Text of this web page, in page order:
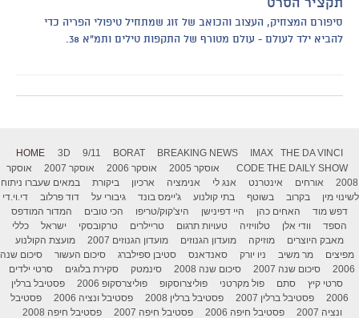
תקציר הסרט
סיפורם המצחיק, העצוב והכואב של זוג שמתחיל טיפולי הפריה כדי
להביא ילד לעולם - עולם מטורף של התקפות טילים ותמ"א 38.
HOME 3D 9/11 BORAT BREAKING NEWS IMAX
THE DA VINCI
CODE THE DAILY SHOW אוסקר 2005 אוסקר 2006 אוסקר 2007
אוסקר
2008
אורחים אינטרנט אנג לי אנימציה ארכיון ביקורת
במאים שעברו ניתוח
לשינוי מין
בקרוב בשוטף בתי קולנוע ג'יימס בונד גיבורי על דוד פרלוב
די.וי.די
דפש מוד
האחים כהן היי דפינישן היצ'קוק/טריפו הכי טובים
המדור המודפס
הספד
וודי אלן טלוויזיה טעויות תרגום טריילרים טרקובסקי ישראל
כללי
מאבק היוצרים
מוזיקה מועדון הגנוזים מועדון הגנוזים 2007
מועצת הקולנוע
מפיצים
מר משיב ניו יורק סאנדאנס סטיבן ספילברג סיכום העשור
סיכום שנה
2006
סיכום שנה 2007 סיכום שנה 2008 סינמטק סקירת בלוגים
סרטי ילדים
סרטי קיץ
סתם פול מקרטני פוליצרוסקופ פוליצרסקופ 2006
פסטיבל ברלין
2006
פסטיבל ברלין 2007 פסטיבל ברלין 2008 פסטיבל ונציה 2006
פסטיבל
ונציה 2007
פסטיבל חיפה 2006 פסטיבל חיפה 2007 פסטיבל חיפה 2008